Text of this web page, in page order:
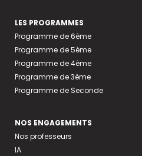
LES PROGRAMMES
Programme de 6ème
Programme de 5ème
Programme de 4ème
Programme de 3ème
Programme de Seconde
NOS ENGAGEMENTS
Nos professeurs
IA